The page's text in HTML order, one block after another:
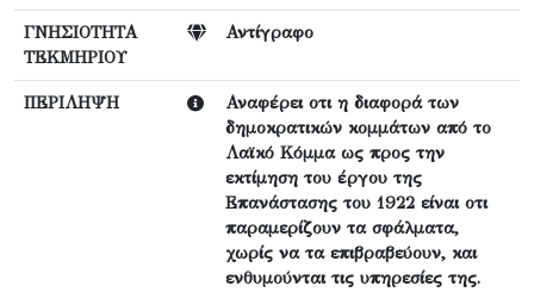
ΓΝΗΣΙΟΤΗΤΑ
ΤΕΚΜΗΡΙΟΥ
Αντίγραφο
ΠΕΡΙΛΗΨΗ
Αναφέρει οτι η διαφορά των
δημοκρατικών κομμάτων από το
Λαϊκό Κόμμα ως προς την
εκτίμηση του έργου της
Επανάστασης του 1922 είναι οτι
παραμερίζουν τα σφάλματα,
χωρίς να τα επιβραβεύουν, και
ενθυμούνται τις υπηρεσίες της.